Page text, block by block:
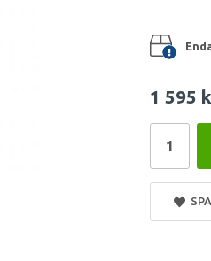
1 595